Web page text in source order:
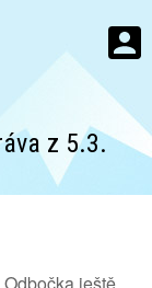
z 5.3.